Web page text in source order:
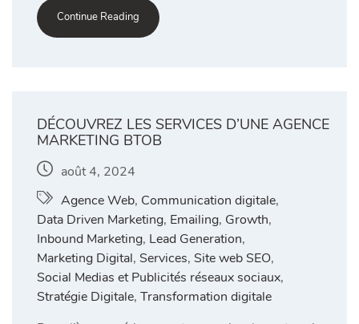
Continue Reading
DÉCOUVREZ LES SERVICES D’UNE AGENCE
MARKETING BTOB
août 4, 2024
Agence Web, Communication digitale,
Data Driven Marketing, Emailing, Growth,
Inbound Marketing, Lead Generation,
Marketing Digital, Services, Site web SEO,
Social Medias et Publicités réseaux sociaux,
Stratégie Digitale, Transformation digitale